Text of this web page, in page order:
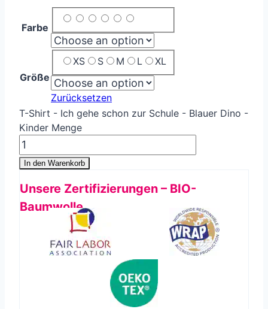
Farbe
Größe
XS S M L XL
Zurücksetzen
T-Shirt - Ich gehe schon zur Schule - Blauer Dino -
Kinder Menge
In den Warenkorb
Unsere Zertifizierungen – BIO-
Baumwolle